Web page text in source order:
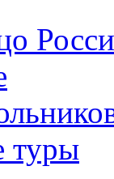
туры